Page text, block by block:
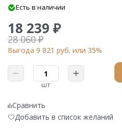
Есть в наличии
18 239 ₽
28 060 ₽
Выгода 9 821 руб. или 35%
шт
Сравнить
Добавить в список желаний